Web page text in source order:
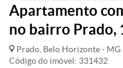
Apartamento
no bairro Prado,
Prado, Belo Horizonte - MG
Código do imóvel: 331432